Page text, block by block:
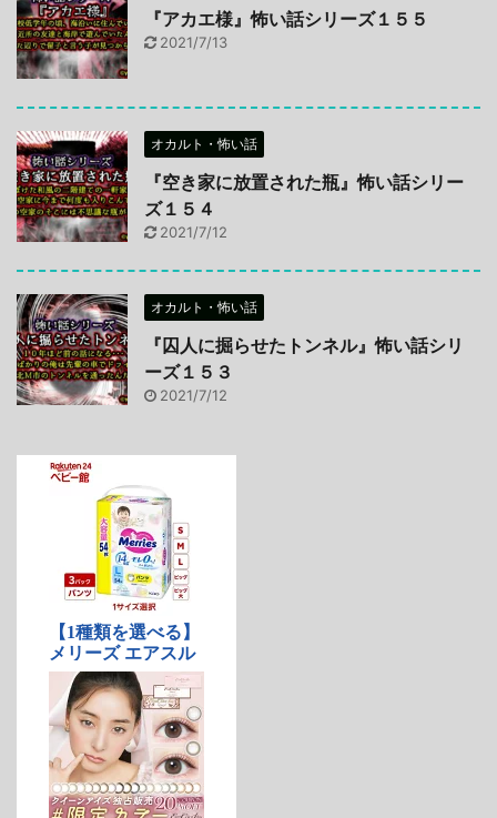
『アカエ様』怖い話シリーズ１５５
2021/7/13
オカルト・怖い話
『空き家に放置された瓶』怖い話シリー
ズ１５４
2021/7/12
オカルト・怖い話
『囚人に掘らせたトンネル』怖い話シリ
ーズ１５３
2021/7/12